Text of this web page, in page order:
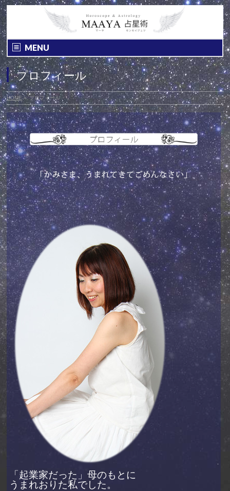
MENU
プロフィール
HOME» プロフィール
「起業家だった」母のもとに
うまれおりた私でした。